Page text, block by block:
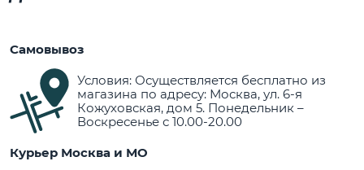
Самовывоз
Условия: Осуществляется бесплатно из
магазина по адресу: Москва, ул. 6-я
Кожуховская, дом 5. Понедельник –
Воскресенье с 10.00-20.00
Курьер Москва и МО